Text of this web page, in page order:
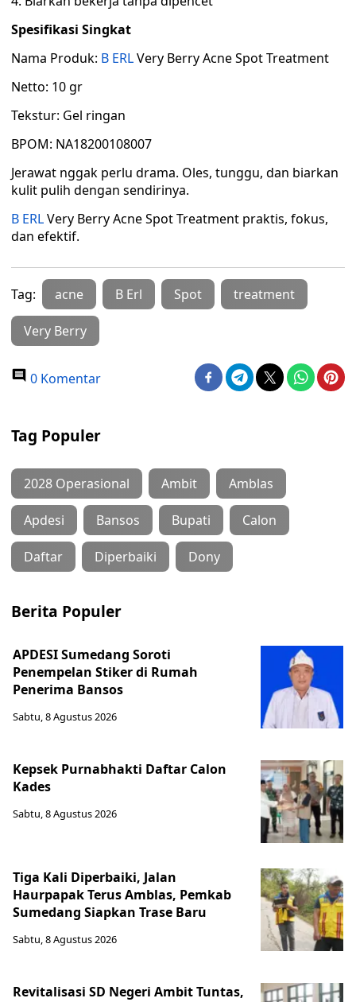
Spesifikasi Singkat
Nama Produk: B ERLVery Berry Acne Spot Treatment
Netto: 10 gr
Tekstur: Gel ringan
BPOM: NA18200108007
Jerawat nggak perlu drama. Oles, tunggu, dan biarkan
kulit pulih dengan sendirinya.
B ERLVery Berry Acne Spot Treatment praktis, fokus,
dan efektif.
Tag: acne B Erl Spot treatment
Very Berry
0 Komentar
Tag Populer
2028 Operasional Ambit Amblas
Apdesi Bansos Bupati Calon
Daftar Diperbaiki Dony
Berita Populer
APDESI Sumedang Soroti
Penempelan Stiker di Rumah
Penerima Bansos
Sabtu, 8 Agustus 2026
Kepsek Purnabhakti Daftar Calon
Kades
Sabtu, 8 Agustus 2026
Tiga Kali Diperbaiki, Jalan
Haurpapak Terus Amblas, Pemkab
Sumedang Siapkan Trase Baru
Sabtu, 8 Agustus 2026
Revitalisasi SD Negeri Ambit Tuntas,